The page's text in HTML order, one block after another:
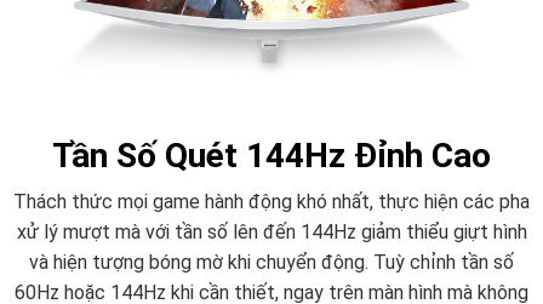
Tần Số Quét 144Hz Đỉnh Cao
Thách thức mọi game hành động khó nhất, thực hiện các pha
xử lý mượt mà với tần số lên đến 144Hz giảm thiểu giựt hình
và hiện tượng bóng mờ khi chuyển động. Tuỳ chỉnh tần số
60Hz hoặc 144Hz khi cần thiết, ngay trên màn hình mà không